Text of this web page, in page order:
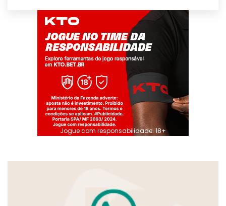
Jogue com responsabilidade. 18+